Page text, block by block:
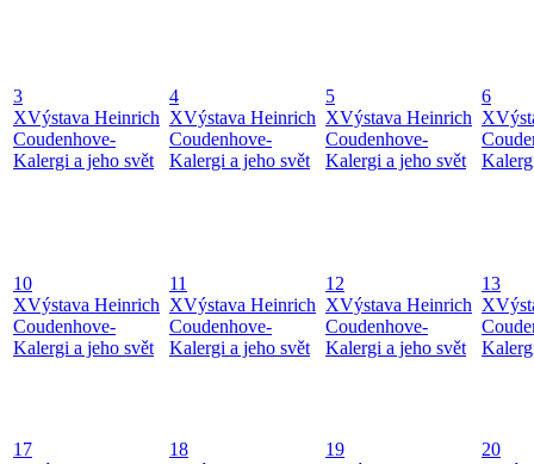
3
XVýstava Heinrich
Coudenhove-
Kalergi a jeho svět
4
XVýstava Heinrich
Coudenhove-
Kalergi a jeho svět
5
XVýstava Heinrich
Coudenhove-
Kalergi a jeho svět
6
X
10
XVýstava Heinrich
Coudenhove-
Kalergi a jeho svět
11
XVýstava Heinrich
Coudenhove-
Kalergi a jeho svět
12
XVýstava Heinrich
Coudenhove-
Kalergi a jeho svět
13
X
17
18
19
20